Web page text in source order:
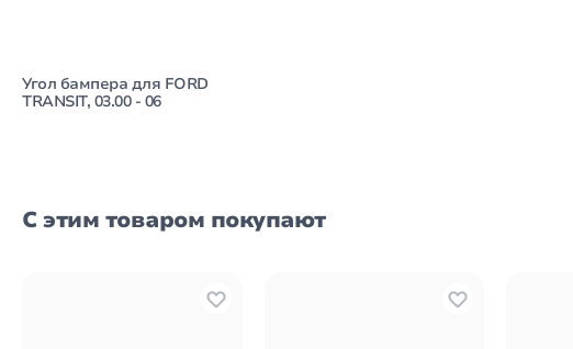
Угол бампера для FORD
TRANSIT, 03.00 - 06
С этим товаром покупают